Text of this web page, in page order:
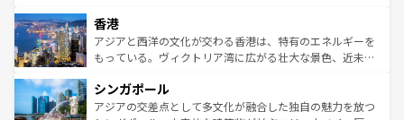
とつ。フォーやバインミー、ベトナムコーヒーなどは、ぜ
ひ現地で味わいたい。どの地域を訪れてもあたたかい人々
が旅行者を迎えてくれるので、きっと忘れられない旅にな
参照してほしい。
の活気が交差している。北部ではチェンマイなどの山岳地
帯で自然と触れ合い、南部ではプーケットやクラビの美し
いビーチでリゾート気分を楽しむことができる。タイ料理
激する。気候は一年中温暖で、どの季節にも異なる楽しみ
が待っている。親しみやすいタイの人々、仏教を中心とし
香港
アジアと西洋の文化が交わる香港は、特有のエネルギーを
もっている。ヴィクトリア湾に広がる壮大な景色、近未来
み、どこを訪れても感動するはず。観光スポットが密集し
ており、効率よく見どころを回れるのも魅力。息をのむよ
シンガポール
アジアの交差点として多文化が融合した独自の魅力を放つ